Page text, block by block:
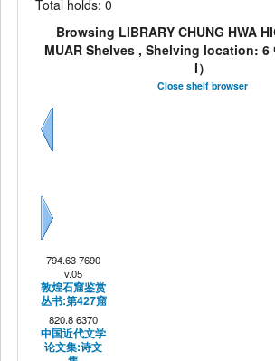
Total holds: 0
Browsing LIBRARY CHUNG HWA
MUAR Shelves , Shelving location: 6
I）
Close shelf browser
794.63 7690
v.05
敦煌石窟鉴赏
丛书:第427窟
820.8 6370
中国近代文学
论文集:诗文